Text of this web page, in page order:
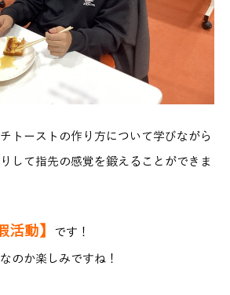
トーストの作り方について学びながら
して指先の感覚を鍛えることができま
活動】 です！
のか楽しみですね！